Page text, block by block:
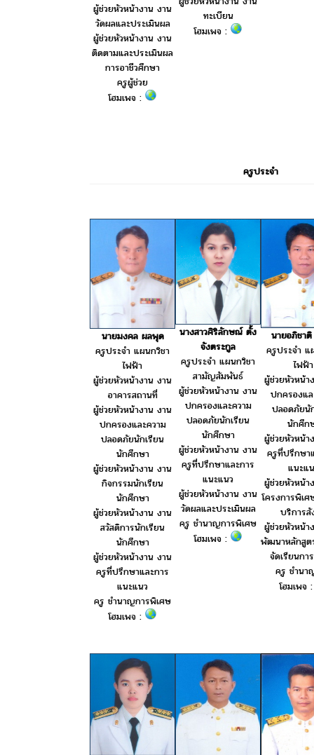
ผู้ช่วยหัวหน้างาน งาน
วัดผลและประเมินผล
ผู้ช่วยหัวหน้างาน งาน
ติดตามและประเมินผล
การอาชีวศึกษา
ครูผู้ช่วย
โฮมเพจ :
ทะเบียน
โฮมเพจ :
ครูประจำ
นายมงคล ผลพุด
ครูประจำ แผนกวิชา
ไฟฟ้า
ผู้ช่วยหัวหน้างาน งาน
อาคารสถานที่
ผู้ช่วยหัวหน้างาน งาน
ปกครองและความ
ปลอดภัยนักเรียน
นักศึกษา
ผู้ช่วยหัวหน้างาน งาน
กิจกรรมนักเรียน
นักศึกษา
ผู้ช่วยหัวหน้างาน งาน
สวัสดิการนักเรียน
นักศึกษา
ผู้ช่วยหัวหน้างาน งาน
ครูที่ปรึกษาและการ
แนะแนว
ครู ชำนาญการพิเศษ
โฮมเพจ :
นางสาวศิริลักษณ์ ตั้ง
จังตระกูล
ครูประจำ แผนกวิชา
สามัญสัมพันธ์
ผู้ช่วยหัวหน้างาน งาน
ปกครองและความ
ปลอดภัยนักเรียน
นักศึกษา
ผู้ช่วยหัวหน้างาน งาน
ครูที่ปรึกษาและการ
แนะแนว
ผู้ช่วยหัวหน้างาน งาน
วัดผลและประเมินผล
ครู ชำนาญการพิเศษ
โฮมเพจ :
นายอภิชา
ครูประจำ แ
ไฟฟ้า
ผู้ช่วยหัวหน้า
ปกครองแ
ปลอดภัยนั
นักศึก
ผู้ช่วยหัวหน้า
ครูที่ปรึกษา
แนะแ
ผู้ช่วยหัวหน้า
โครงการพิเศ
บริการ
ผู้ช่วยหัวหน้า
พัฒนาหลักสูต
จัดเรียนกา
ครู ชำนา
โฮมเพจ